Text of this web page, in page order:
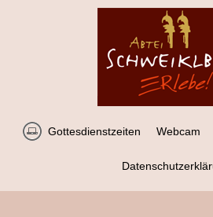
Gottesdienstzeiten Webcam